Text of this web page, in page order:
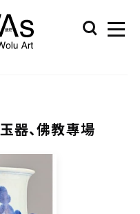
器、佛教專場